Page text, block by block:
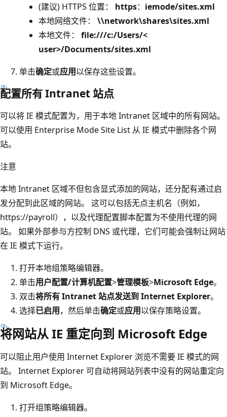
(建议) HTTPS 位置： https： iemode/sites.xml
本地网络文件： \\network\shares\sites.xml
本地文件： file:///c:/Users/<
user>/Documents/sites.xml
单击确定或应用以保存这些设置。
配置所有 Intranet 站点
可以将 IE 模式配置为，用于本地 Intranet 区域中的所有网站。
可以使用 Enterprise Mode Site List 从 IE 模式中删除各个网
站。
注意
本地 Intranet 区域不但包含显式添加的网站，还分配有通过启
发分配到此区域的网站。 这可以包括无点主机名（例如，
https://payroll），以及代理配置脚本配置为不使用代理的网
站。 如果外部参与方控制 DNS 或代理，它们可能会强制让网站
在 IE 模式下运行。
打开本地组策略编辑器。
单击用户配置/计算机配置>管理模板>Microsoft Edge。
双击将所有 Intranet 站点发送到 Internet Explorer。
选择已启用，然后单击确定或应用以保存策略设置。
将网站从 IE 重定向到 Microsoft Edge
可以阻止用户使用 Internet Explorer 浏览不需要 IE 模式的网
站。 Internet Explorer 可自动将网站列表中没有的网站重定向
到 Microsoft Edge。
打开组策略编辑器。